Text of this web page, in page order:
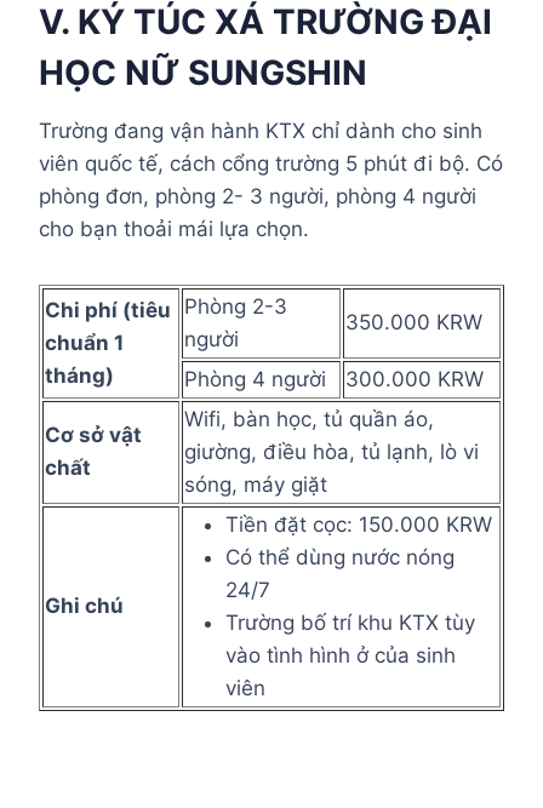
V. KÝ TÚC XÁ TRƯỜNG ĐẠI
HỌC NỮ SUNGSHIN
Trường đang vận hành KTX chỉ dành cho sinh
viên quốc tế, cách cổng trường 5 phút đi bộ. Có
phòng đơn, phòng 2- 3 người, phòng 4 người
cho bạn thoải mái lựa chọn.
Chi phí (tiêu
chuẩn 1
tháng)
Phòng 2-3
người
350.000 KRW
Phòng 4 người 300.000 KRW
Cơ sở vật
chất
Wifi, bàn học, tủ quần áo,
giường, điều hòa, tủ lạnh, lò vi
sóng, máy giặt
Ghi chú
Tiền đặt cọc: 150.000 KRW
Có thể dùng nước nóng
24/7
Trường bố trí khu KTX tùy
vào tình hình ở của sinh
viên